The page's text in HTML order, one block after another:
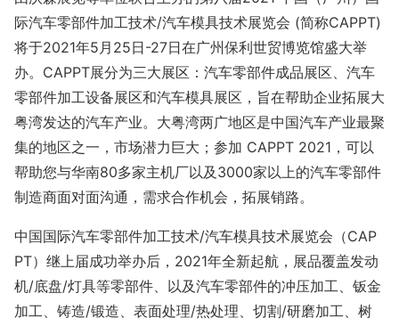
际汽车零部件加工技术/汽车模具技术展览会 (简称CAPPT)
将于2021年5月25日-27日在广州保利世贸博览馆盛大举
办。CAPPT展分为三大展区：汽车零部件成品展区、汽车
零部件加工设备展区和汽车模具展区，旨在帮助企业拓展大
粤湾发达的汽车产业。大粤湾两广地区是中国汽车产业最聚
集的地区之一，市场潜力巨大；参加 CAPPT 2021，可以
帮助您与华南80多家主机厂以及3000家以上的汽车零部件
制造商面对面沟通，需求合作机会，拓展销路。
中国国际汽车零部件加工技术/汽车模具技术展览会（CAP
PT）继上届成功举办后，2021年全新起航，展品覆盖发动
机/底盘/灯具等零部件、以及汽车零部件的冲压加工、钣金
加工、铸造/锻造、表面处理/热处理、切割/研磨加工、树